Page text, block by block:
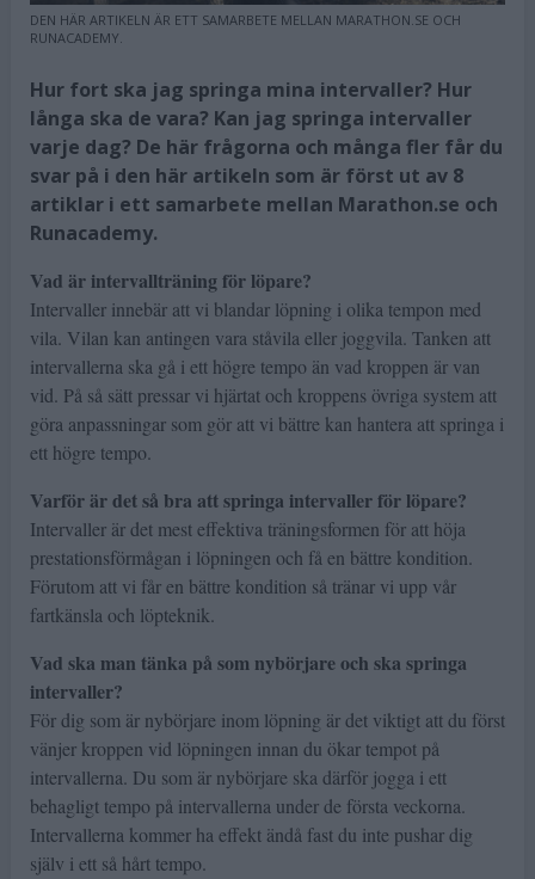
DEN HÄR ARTIKELN ÄR ETT SAMARBETE MELLAN MARATHON.SE OCH
RUNACADEMY.
Hur fort ska jag springa mina intervaller? Hur
långa ska de vara? Kan jag springa intervaller
varje dag? De här frågorna och många fler får du
svar på i den här artikeln som är först ut av 8
artiklar i ett samarbete mellan Marathon.se och
Runacademy.
Vad är intervallträning för löpare?
Intervaller innebär att vi blandar löpning i olika tempon med
vila. Vilan kan antingen vara ståvila eller joggvila. Tanken att
intervallerna ska gå i ett högre tempo än vad kroppen är van
vid. På så sätt pressar vi hjärtat och kroppens övriga system att
göra anpassningar som gör att vi bättre kan hantera att springa i
ett högre tempo.
Varför är det så bra att springa intervaller för löpare?
Intervaller är det mest effektiva träningsformen för att höja
prestationsförmågan i löpningen och få en bättre kondition.
Förutom att vi får en bättre kondition så tränar vi upp vår
fartkänsla och löpteknik.
Vad ska man tänka på som nybörjare och ska springa
intervaller?
För dig som är nybörjare inom löpning är det viktigt att du först
vänjer kroppen vid löpningen innan du ökar tempot på
intervallerna. Du som är nybörjare ska därför jogga i ett
behagligt tempo på intervallerna under de första veckorna.
Intervallerna kommer ha effekt ändå fast du inte pushar dig
själv i ett så hårt tempo.